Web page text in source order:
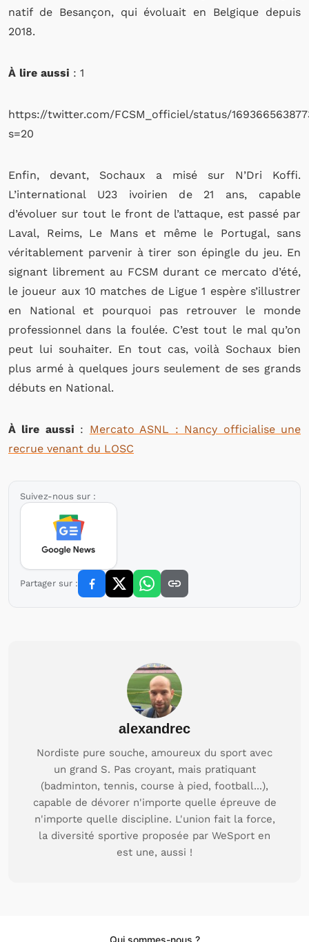
natif de Besançon, qui évoluait en Belgique depuis
2018.
À lire aussi : 1
https://twitter.com/FCSM_officiel/status/
s=20
Enfin, devant, Sochaux a misé sur N’Dri Koffi.
L’international U23 ivoirien de 21 ans, capable
d’évoluer sur tout le front de l’attaque, est passé par
Laval, Reims, Le Mans et même le Portugal, sans
véritablement parvenir à tirer son épingle du jeu. En
signant librement au FCSM durant ce mercato d’été,
le joueur aux 10 matches de Ligue 1 espère s’illustrer
en National et pourquoi pas retrouver le monde
professionnel dans la foulée. C’est tout le mal qu’on
peut lui souhaiter. En tout cas, voilà Sochaux bien
plus armé à quelques jours seulement de ses grands
débuts en National.
À lire aussi : Mercato ASNL : Nancy officialise une
recrue venant du LOSC
Suivez-nous sur :
Partager sur :
alexandrec
Nordiste pure souche, amoureux du sport avec
un grand S. Pas croyant, mais pratiquant
(badminton, tennis, course à pied, football...),
capable de dévorer n'importe quelle épreuve de
n'importe quelle discipline. L'union fait la force,
la diversité sportive proposée par WeSport en
est une, aussi !
Qui sommes-nous ?